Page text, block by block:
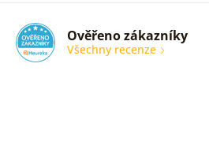
Ověřeno zákazníky
Všechny recenze